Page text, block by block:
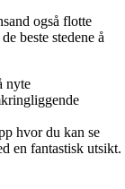
også flotte
beste stedene å
nyte
hvor du kan se
en fantastisk utsikt.